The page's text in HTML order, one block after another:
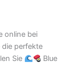
online bei
perfekte
Sie
Blue